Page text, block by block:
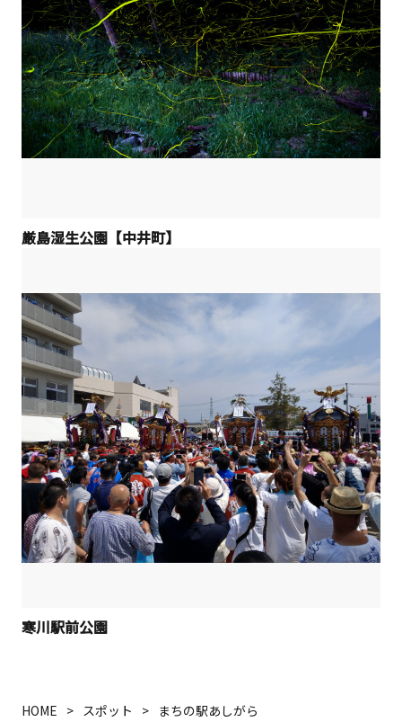
厳島湿生公園【中井町】
寒川駅前公園
HOME スポット まちの駅あしがら